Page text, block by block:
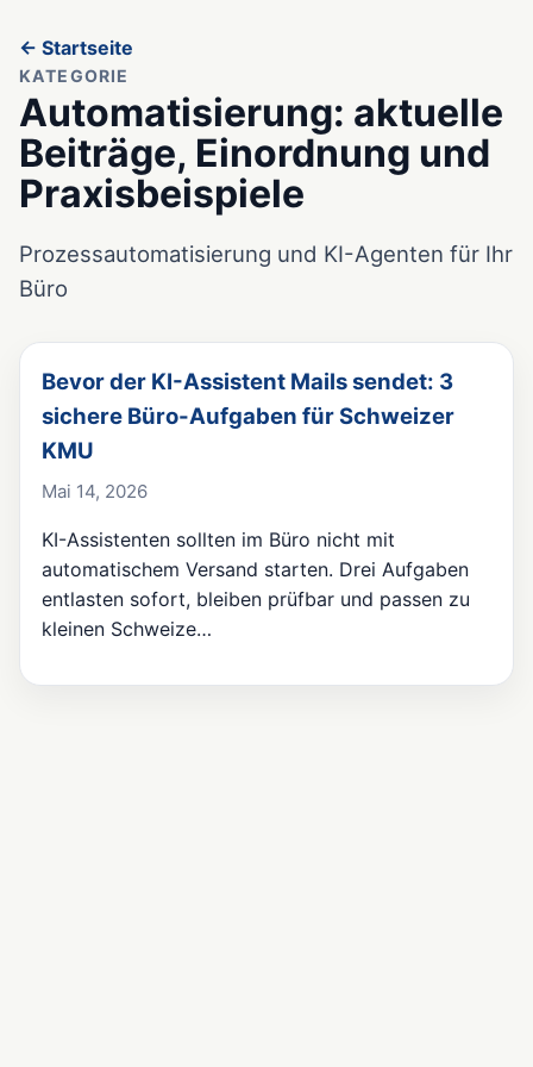
← Startseite
KATEGORIE
Automatisierung: aktuelle
Beiträge, Einordnung und
Praxisbeispiele
Prozessautomatisierung und KI-Agenten für Ihr
Büro
Bevor der KI-Assistent Mails sendet: 3
sichere Büro-Aufgaben für Schweizer
KMU
Mai 14, 2026
KI-Assistenten sollten im Büro nicht mit
automatischem Versand starten. Drei Aufgaben
entlasten sofort, bleiben prüfbar und passen zu
kleinen Schweize…